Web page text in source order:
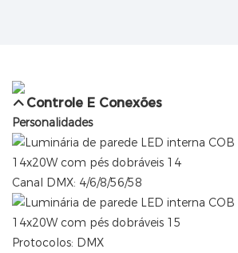
Controle E Conexões
Personalidades
Canal DMX: 4/6/8/56/58
Protocolos: DMX